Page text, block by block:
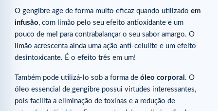
O gengibre age de forma muito eficaz quando utilizado em
infusão, com limão pelo seu efeito antioxidante e um
pouco de mel para contrabalançar o seu sabor amargo. O
limão acrescenta ainda uma ação anti-celulite e um efeito
desintoxicante. É o efeito três em um!
Também pode utilizá-lo sob a forma de óleo corporal . O
óleo essencial de gengibre possui virtudes interessantes,
pois facilita a eliminação de toxinas e a redução de